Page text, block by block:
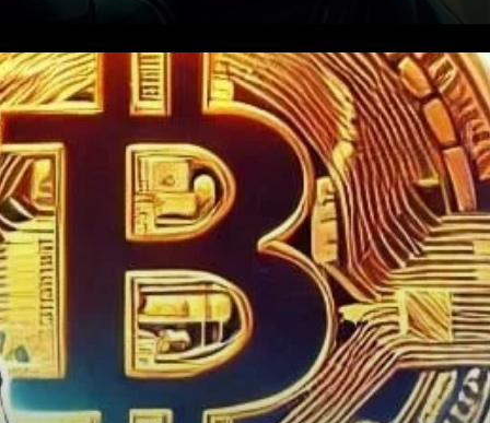
Le marché du Bitcoin (BTC) a
subi un coup dur la semaine
dernière, enregistrant sa pire
performance depuis la
victoire…